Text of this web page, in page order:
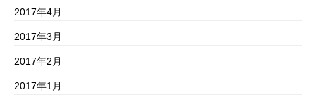
2017年4月
2017年3月
2017年2月
2017年1月